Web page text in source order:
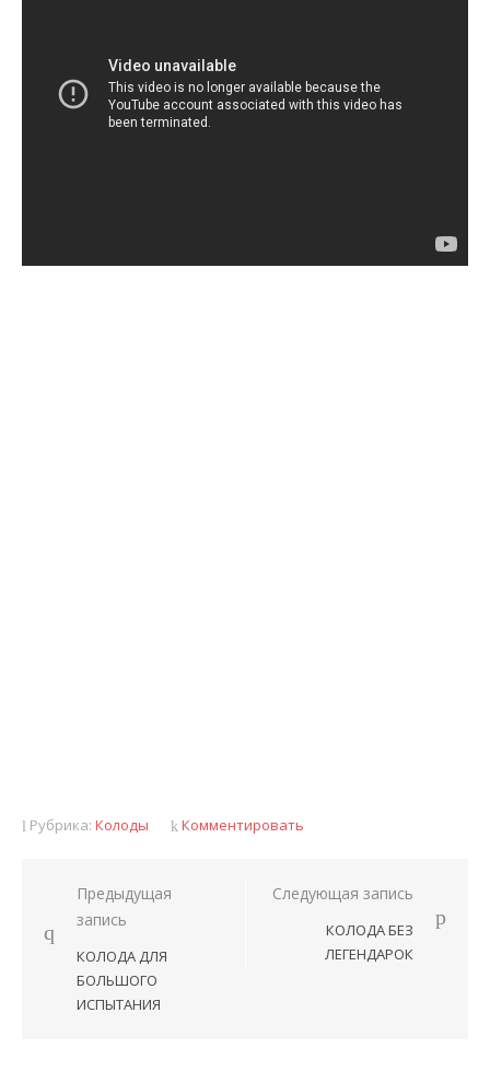
Рубрика: Колоды Комментировать
Навигация
по
записям
Предыдущая
запись
КОЛОДА ДЛЯ
БОЛЬШОГО
ИСПЫТАНИЯ
Следующая запись
КОЛОДА БЕЗ
ЛЕГЕНДАРОК